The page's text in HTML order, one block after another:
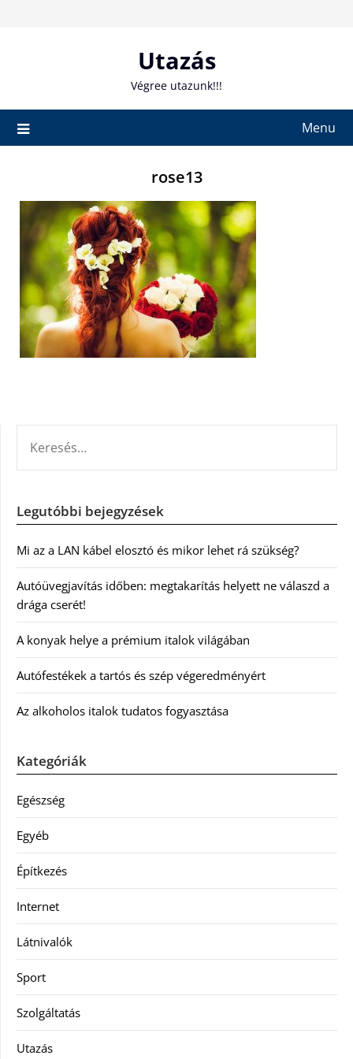
Utazás
Végree utazunk!!!
Menu
rose13
Legutóbbi bejegyzések
Mi az a LAN kábel elosztó és mikor lehet rá szükség?
Autóüvegjavítás időben: megtakarítás helyett ne válaszd a
drága cserét!
A konyak helye a prémium italok világában
Autófestékek a tartós és szép végeredményért
Az alkoholos italok tudatos fogyasztása
Kategóriák
Egészség
Egyéb
Építkezés
Internet
Látnivalók
Sport
Szolgáltatás
Utazás